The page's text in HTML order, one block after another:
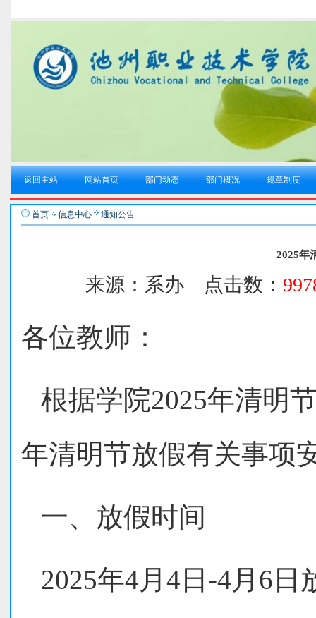
返回主站 网站首页 部门动态 部门概况 规章制度
首页 信息中心 通知公告
2025年
来源：系办 点击数：
各位教师 ：
根据学院2025年清明
年清明节放假有关事项
一、放假时间
2025年4月4日-4月6